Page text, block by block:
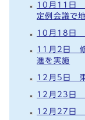
10月11日
定例会議で
10月18日
11月2日 修
進を実施
12月5日 東
12月23日
12月27日